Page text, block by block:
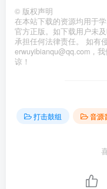
© 版权声明
在本站下载的资源均用于
官方正版。如下载用户未
承担任何法律责任。 如有
erwuyibianqu@qq.com，
谅！
打击鼓组 音源